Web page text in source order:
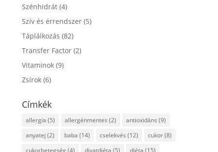
Szénhidrát(4)
Szív és érrendszer(5)
Táplálkozás (82)
Transfer Factor(2)
Vitaminok(9)
Zsírok(6)
Címkék
allergia (5) allergénmentes (2) antioxidáns (9)
anyatej (2) baba (14) cselekvés (12) cukor(8)